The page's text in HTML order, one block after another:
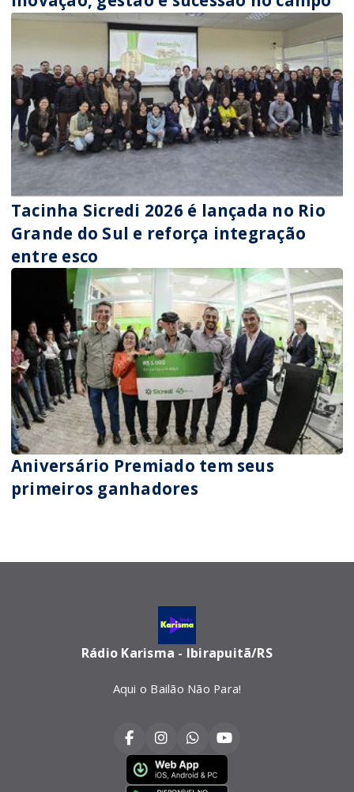
Tacinha Sicredi 2026 é lançada no Rio
Grande do Sul e reforça integração
entre esco
Aniversário Premiado tem seus
primeiros ganhadores
Rádio Karisma - Ibirapuitã/RS
Aqui o Bailão Não Para!